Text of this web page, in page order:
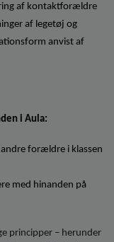
af kontaktforældre
af legetøj og
anvist af
i Aula:
forældre i klassen
med hinanden på
principper – herunder